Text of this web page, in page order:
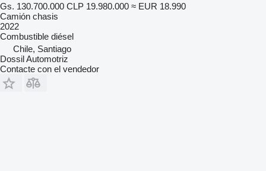
Gs. 130.700.000 CLP 19.980.000 ≈ EUR 18.990
Camión chasis
2022
Combustible diésel
Chile, Santiago
Dossil Automotriz
Contacte con el vendedor